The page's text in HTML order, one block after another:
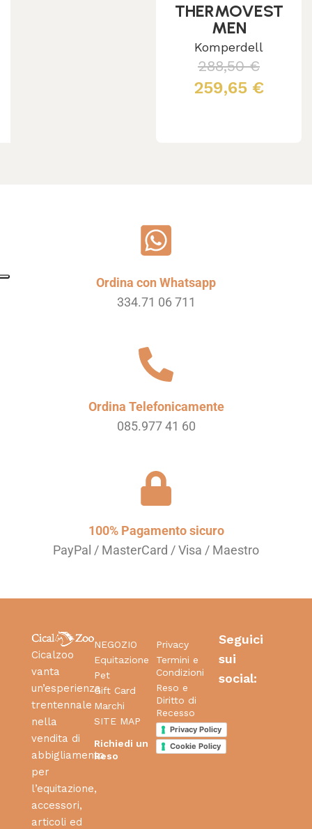
THERMOVEST
MEN
Komperdell
288,50€
259,65 €
Ordina con Whatsapp
334.71 06 711
Ordina Telefonicamente
085.977 41 60
100% Pagamento sicuro
PayPal / MasterCard / Visa / Maestro
Cicalzoo
vanta
un’esperienza
trentennale
nella
vendita di
abbigliamento
per
l’equitazione,
accessori,
articoli ed
NEGOZIO
Equitazione
Pet
Gift Card
Marchi
SITE MAP
Richiedi un
Reso
Privacy
Termini e
Condizioni
Reso e
Diritto di
Recesso
Privacy Policy
Cookie Policy
Seguici
sui
social: